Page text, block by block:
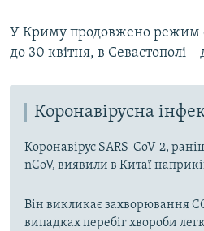
У Криму продовжено режим
до 30 квітня, в Севастополі –
Коронавірусна
Коронавірус SARS-CoV-2,
nCoV, виявили в Китаї
Він викликає захворювання
випадках перебіг хвороби